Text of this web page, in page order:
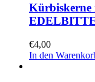
Kürbiskerne
€4,00
In den